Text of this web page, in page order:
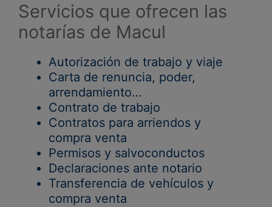
Servicios que ofrecen las
notarías de Macul
Autorización de trabajo y viaje
Carta de renuncia, poder,
arrendamiento…
Contrato de trabajo
Contratos para arriendos y
compra venta
Permisos y salvoconductos
Declaraciones ante notario
Transferencia de vehículos y
compra venta